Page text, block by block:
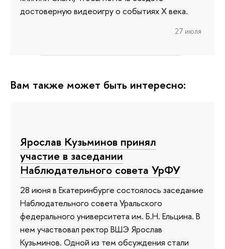
достоверную видеоигру о событиях X века.
27 июля
Вам также может быть интересно:
Ярослав Кузьминов принял
участие в заседании
Наблюдательного совета УрФУ
28 июня в Екатеринбурге состоялось заседание
Наблюдательного совета Уральского
федерального университета им. Б.Н. Ельцина. В
нем участвовал ректор ВШЭ Ярослав
Кузьминов. Одной из тем обсуждения стали